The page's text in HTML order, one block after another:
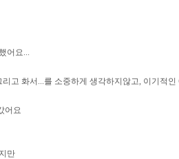
어요...
고 화서...를 소중하게 생각하지않고, 이기적
어요
만